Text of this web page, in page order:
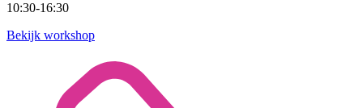
10:30-16:30
Bekijk workshop